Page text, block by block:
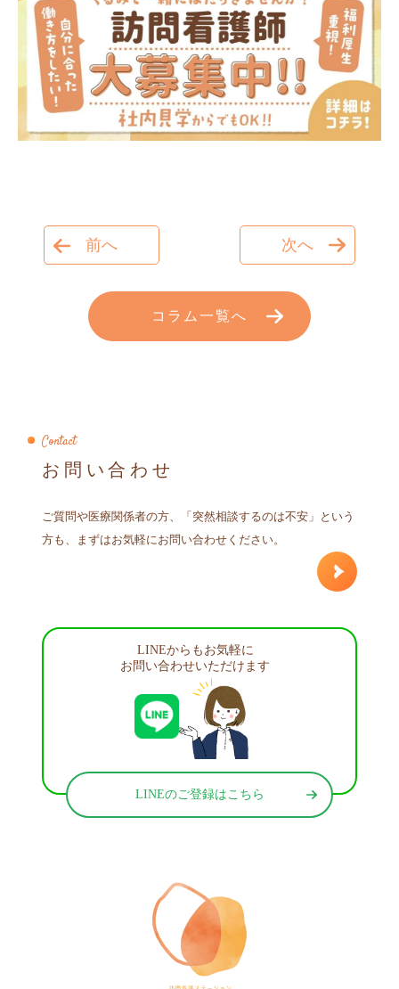
前へ 次へ
コラム一覧へ
Contact
お問い合わせ
ご質問や医療関係者の方、「突然相談するのは不安」という
方も、まずはお気軽にお問い合わせください。
LINEからもお気軽に
お問い合わせいただけます
LINEのご登録はこちら